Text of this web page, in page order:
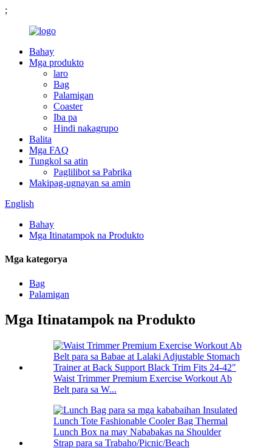
;
Bahay
Mga produkto
laro
Bag
Palamigan
Coaster
Iba pa
Hindi nakagrupo
Balita
Mga FAQ
Tungkol sa atin
Paglilibot sa Pabrika
Makipag-ugnayan sa amin
English
Bahay
Mga Itinatampok na Produkto
Mga kategorya
Bag
Palamigan
Mga Itinatampok na Produkto
Waist Trimmer Premium Exercise Workout Ab
Belt para sa W...